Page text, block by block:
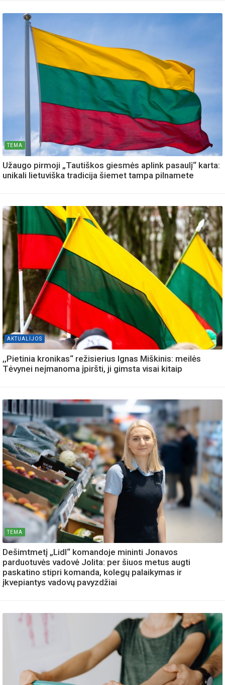
TEMA
Užaugo pirmoji „Tautiškos giesmės aplink pasaulį“ karta:
unikali lietuviška tradicija šiemet tampa pilnamete
AKTUALIJOS
,,Pietinia kronikas“ režisierius Ignas Miškinis: meilės
Tėvynei neįmanoma įpiršti, ji gimsta visai kitaip
TEMA
Dešimtmetį „Lidl“ komandoje mininti Jonavos
parduotuvės vadovė Jolita: per šiuos metus augti
paskatino stipri komanda, kolegų palaikymas ir
įkvepiantys vadovų pavyzdžiai